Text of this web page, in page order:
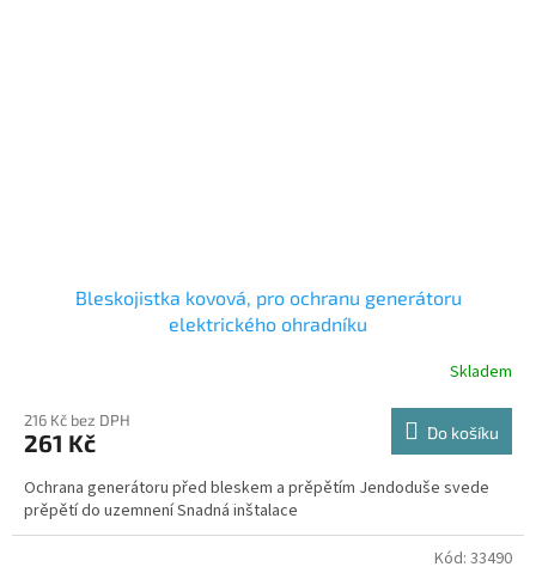
Bleskojistka kovová, pro ochranu generátoru
elektrického ohradníku
Skladem
216 Kč bez DPH
261 Kč Do košíku
Ochrana generátoru před bleskem a prěpětím Jendoduše svede
prěpětí do uzemnení Snadná inštalace
Kód: 33490